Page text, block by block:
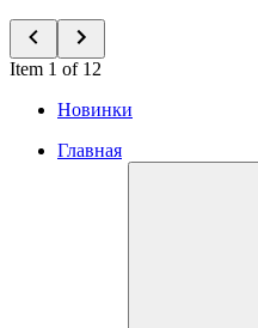
Item 1 of 12
Новинки
Главная